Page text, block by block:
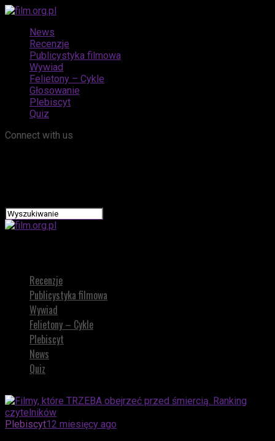
News
Recenzje
Publicystyka filmowa
Wywiad
Felietony – Cykle
Głosowanie
Plebiscyt
Quiz
Connect with us
Recenzje
Publicystyka filmowa
Wywiad
Felietony – Cykle
Plebiscyt
News
Quiz
Plebiscyt12 miesięcy ago